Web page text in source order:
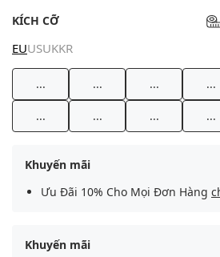
KÍCH CỠ
EUUSUKKR
... ... ... ...
... ... ... ...
Khuyến mãi
Ưu Đãi 10% Cho Mọi Đơn Hàng
Khuyến mãi